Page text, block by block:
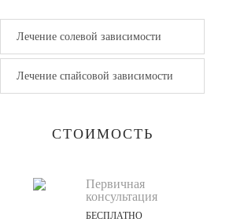
Лечение солевой зависимости
Лечение спайсовой зависимости
СТОИМОСТЬ
Первичная
консультация
БЕСПЛАТНО